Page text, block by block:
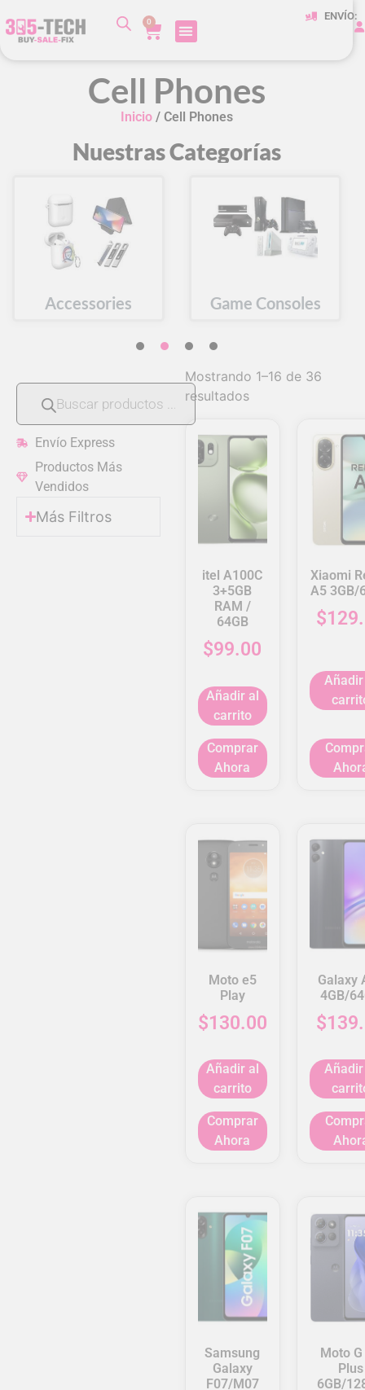
0 ENVÍO:
Cell Phones
Inicio/ Cell Phones
Nuestras Categorías
Accessories Game Consoles
Envío Express
Productos Más
Vendidos
Más Filtros
Mostrando 1–16 de 36
resultados
itel A100C
3+5GB
RAM /
64GB
$99.00
Añadir al
carrito
Comprar
Ahora
Xiaomi
A5 3GB/
$
Moto e5
Play
$130.00
Añadir al
carrito
Comprar
Ahora
Galaxy
4GB/
$
Samsung
Galaxy
F07/M07
Moto G
Plus
6GB/